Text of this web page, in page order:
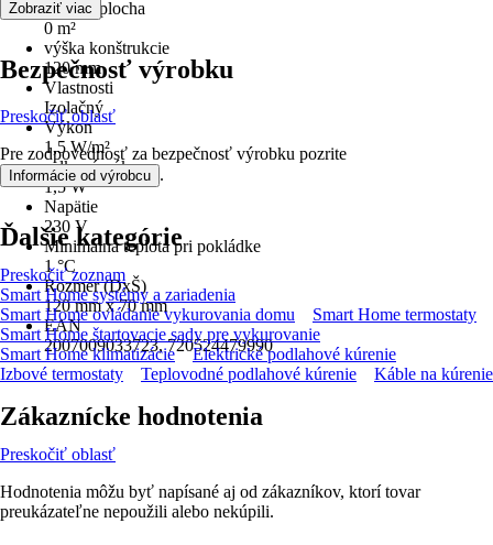
zakrytá plocha
0 m²
výška konštrukcie
120 mm
Vlastnosti
Izolačný
Výkon
1,5 W/m²
celkový výkon
1,5 W
Napätie
230 V
Minimálna teplota pri pokládke
1 °C
Rozmer (DxŠ)
120 mm x 70 mm
EAN
2007009033723, 720524479990
Zobraziť viac
Bezpečnosť výrobku
Preskočiť oblasť
Pre zodpovednosť za bezpečnosť výrobku pozrite
Informácie od výrobcu .
Ďalšie kategórie
Preskočiť zoznam
Smart Home systémy a zariadenia
Smart Home ovládanie vykurovania domu
Smart Home termostaty
Smart Home štartovacie sady pre vykurovanie
Smart Home klimatizácie
Elektrické podlahové kúrenie
Izbové termostaty
Teplovodné podlahové kúrenie Káble na kúrenie
Zákaznícke hodnotenia
Preskočiť oblasť
Hodnotenia môžu byť napísané aj od zákazníkov, ktorí tovar
preukázateľne nepoužili alebo nekúpili.